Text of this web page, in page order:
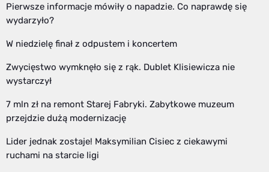
Pierwsze informacje mówiły o napadzie. Co naprawdę się
wydarzyło?
W niedzielę finał z odpustem i koncertem
Zwycięstwo wymknęło się z rąk. Dublet Klisiewicza nie
wystarczył
7 mln zł na remont Starej Fabryki. Zabytkowe muzeum
przejdzie dużą modernizację
Lider jednak zostaje! Maksymilian Cisiec z ciekawymi
ruchami na starcie ligi